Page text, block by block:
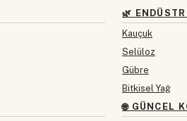
🌿
Kauçuk
Selüloz
Gübre
Bitkisel Yağ
🌐 GÜNCEL